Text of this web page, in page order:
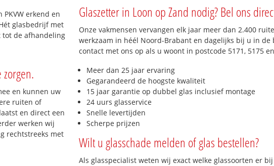
erkend en
glasbedrijf met
tot de afhandeling
en kunnen uw
ruiten of
en direct een
werken wij
rechtstreeks met
Glaszetter in Loon op Zand nodig? Bel ons
Onze vakmensen vervangen elk jaar meer dan 2.400
werkzaam in héél Noord-Brabant en dagelijks bij u in de
contact met ons op als u woont in postcode 5171, 5175
Meer dan 25 jaar ervaring
Gegarandeerd de hoogste kwaliteit
15 jaar garantie op dubbel glas inclusief montage
24 uurs glasservice
Snelle levertijden
Scherpe prijzen
Wilt u glasschade melden of glas bestellen?
Als glasspecialist weten wij exact welke glassoorten er